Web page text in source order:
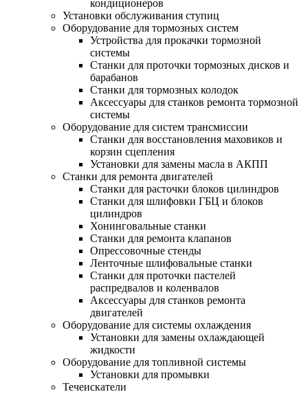
кондиционеров
Установки обслуживания ступиц
Оборудование для тормозных систем
Устройства для прокачки тормозной
системы
Станки для проточки тормозных дисков и
барабанов
Станки для тормозных колодок
Аксессуары для станков ремонта тормозной
системы
Оборудование для систем трансмиссии
Станки для восстановления маховиков и
корзин сцепления
Установки для замены масла в АКПП
Станки для ремонта двигателей
Станки для расточки блоков цилиндров
Станки для шлифовки ГБЦ и блоков
цилиндров
Хонинговальные станки
Станки для ремонта клапанов
Опрессовочные стенды
Ленточные шлифовальные станки
Станки для проточки пастелей
распредвалов и коленвалов
Аксессуары для станков ремонта
двигателей
Оборудование для системы охлаждения
Установки для замены охлаждающей
жидкости
Оборудование для топливной системы
Установки для промывки
Течеискатели